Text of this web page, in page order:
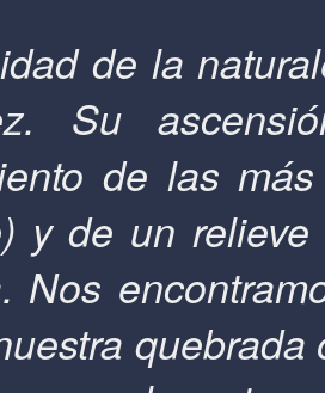
de la
Su
de las
y de un
Nos